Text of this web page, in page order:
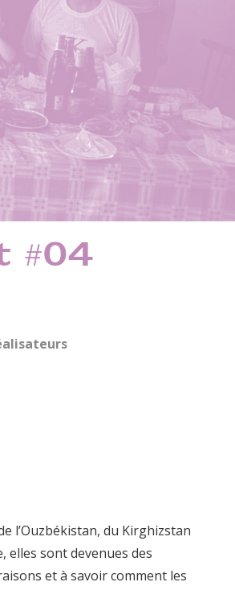
#04
l’Ouzbékistan, du Kirghizstan
elles sont devenues des
et à savoir comment les